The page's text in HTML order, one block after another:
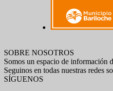
SOBRE NOSOTROS
Somos un espacio de información
Seguinos en todas nuestras redes
SÍGUENOS